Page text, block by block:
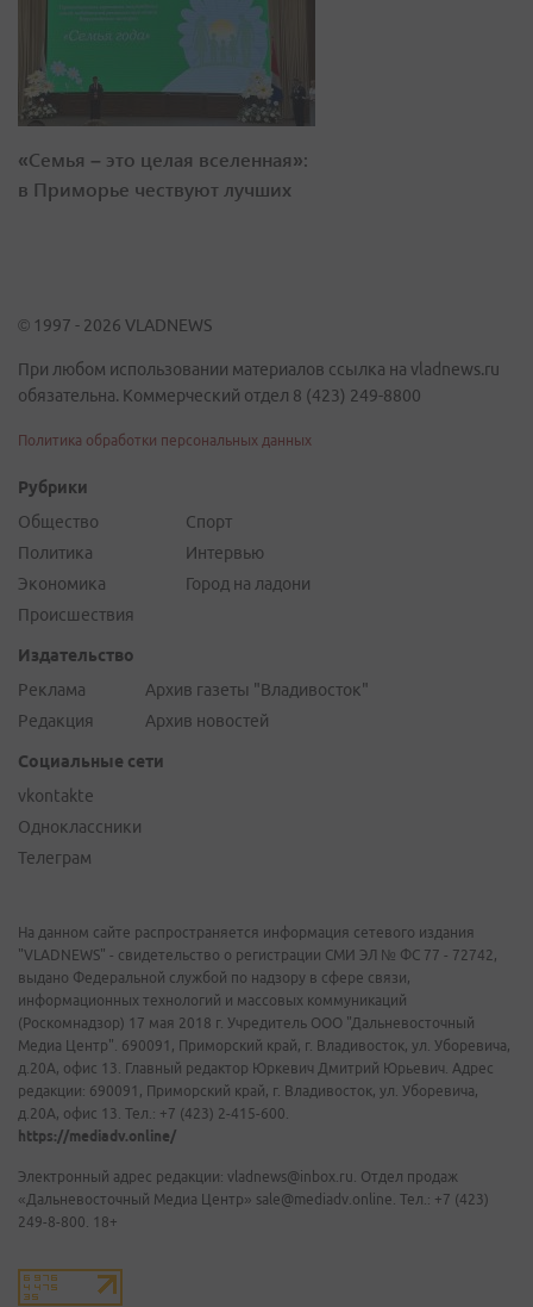
«Семья – это целая вселенная»:
в Приморье чествуют лучших
© 1997 - 2026 VLADNEWS
При любом использовании материалов ссылка на vladnews.ru
обязательна. Коммерческий отдел 8 (423) 249-8800
Политика обработки персональных данных
Рубрики
Общество
Политика
Экономика
Происшествия
Спорт
Интервью
Город на ладони
Издательство
Реклама
Редакция
Архив газеты "Владивосток"
Архив новостей
Социальные сети
vkontakte
Одноклассники
Телеграм
На данном сайте распространяется информация сетевого издания
"VLADNEWS" - свидетельство о регистрации СМИ ЭЛ № ФС 77 - 72742,
выдано Федеральной службой по надзору в сфере связи,
информационных технологий и массовых коммуникаций
(Роскомнадзор) 17 мая 2018 г. Учредитель ООО "Дальневосточный
Медиа Центр". 690091, Приморский край, г. Владивосток, ул. Уборевича,
д.20А, офис 13. Главный редактор Юркевич Дмитрий Юрьевич. Адрес
редакции: 690091, Приморский край, г. Владивосток, ул. Уборевича,
д.20А, офис 13. Тел.: +7 (423) 2-415-600.
https://mediadv.online/
Электронный адрес редакции: vladnews@inbox.ru. Отдел продаж
«Дальневосточный Медиа Центр» sale@mediadv.online. Тел.: +7 (423)
249-8-800. 18+